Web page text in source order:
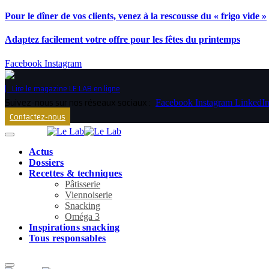
Pour le dîner de vos clients, venez à la rescousse du « frigo vide »
Adaptez facilement votre offre pour les fêtes du printemps
Facebook Instagram
| Lire le magazine LE LAB en ligne
Facebook Instagram LinkedIn
Contactez-nous
Actus
Dossiers
Recettes & techniques
Pâtisserie
Viennoiserie
Snacking
Oméga 3
Inspirations snacking
Tous responsables